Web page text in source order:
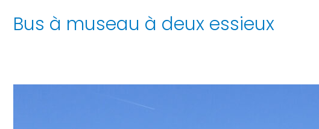
Bus à museau à deux essieux